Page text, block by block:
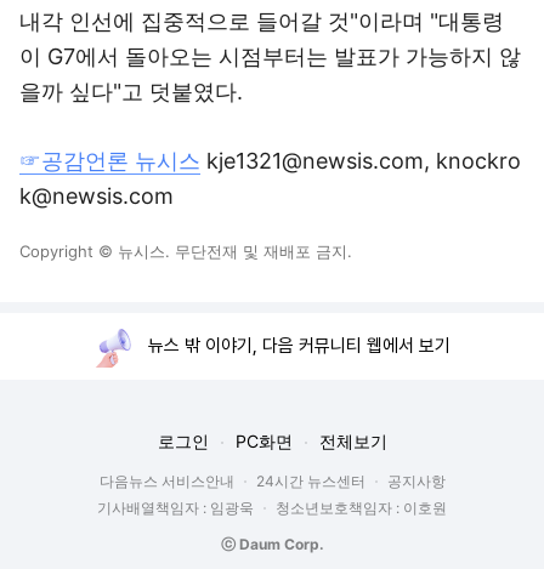
내각 인선에 집중적으로 들어갈 것"이라며 "대통령
이 G7에서 돌아오는 시점부터는 발표가 가능하지 않
을까 싶다"고 덧붙였다.
☞공감언론 뉴시스 kje1321@newsis.com, knockro
k@newsis.com
Copyright © 뉴시스. 무단전재 및 재배포 금지.
뉴스 밖 이야기, 다음 커뮤니티 웹에서 보기
로그인 PC화면 전체보기
다음뉴스 서비스안내 24시간 뉴스센터
공지사항
기사배열책임자 : 임광욱
청소년보호책임자 : 이호원
ⓒ Daum Corp.